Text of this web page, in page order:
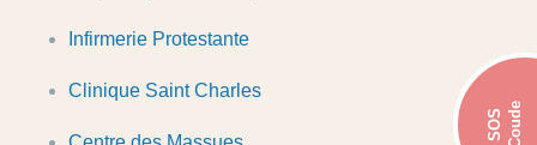
SOS Coude
Infirmerie Protestante
Clinique Saint Charles